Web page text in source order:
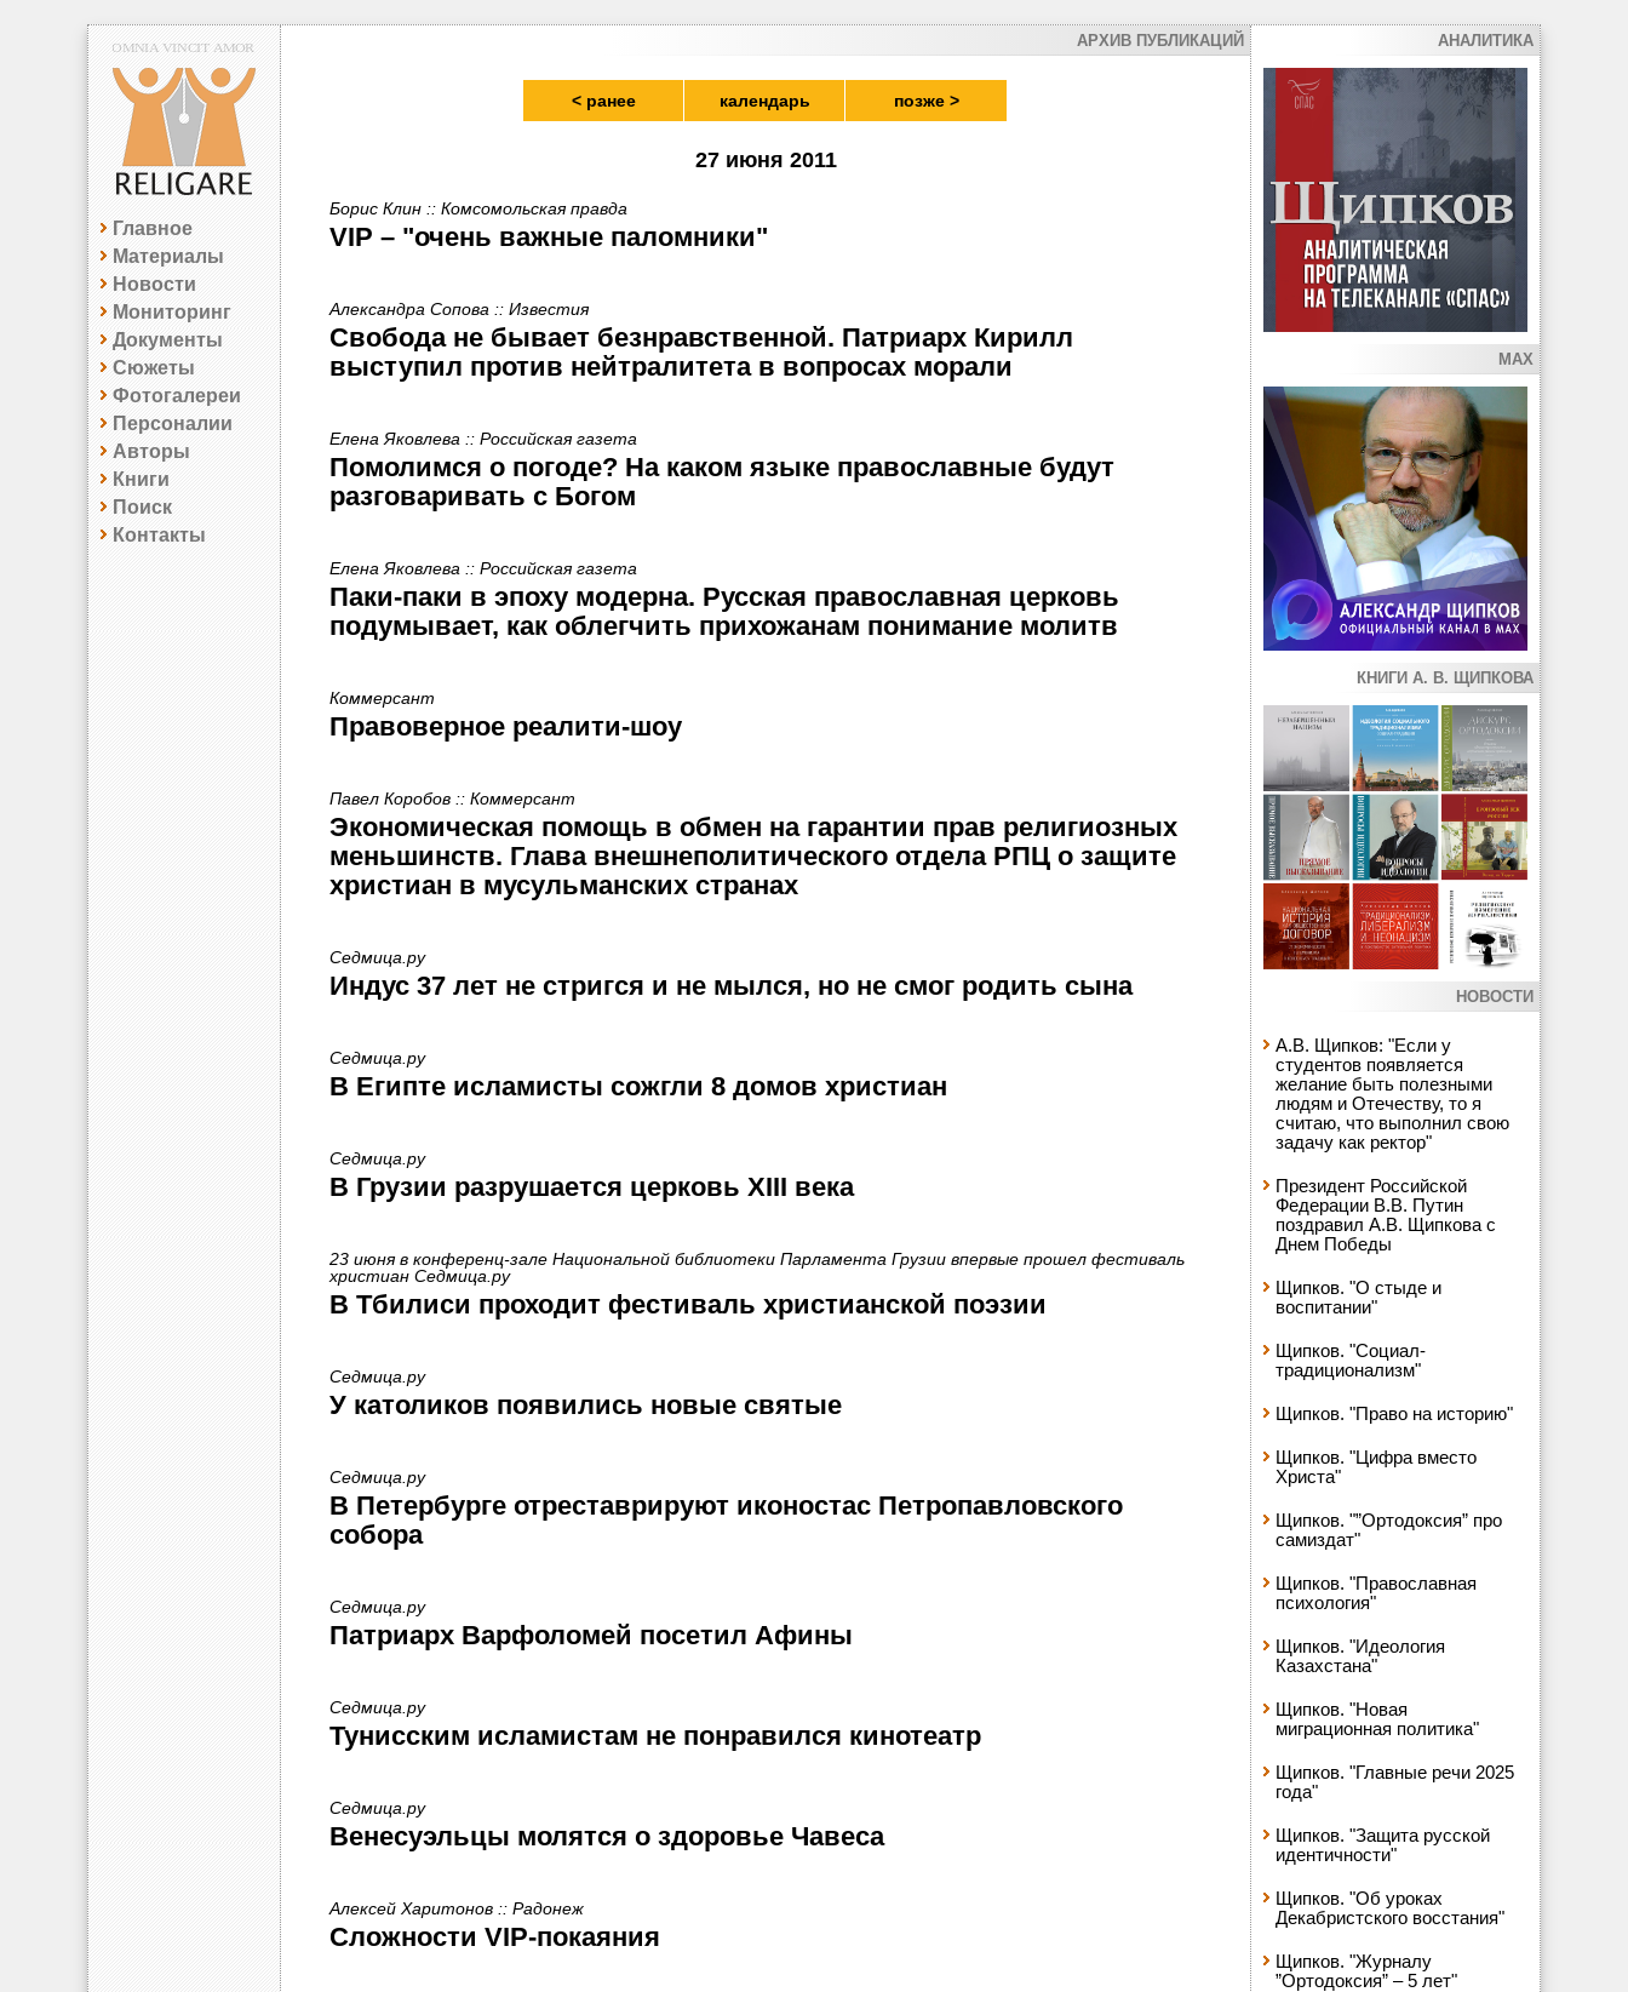
Главное
Материалы
Новости
Мониторинг
Документы
Сюжеты
Фотогалереи
Персоналии
Авторы
Книги
Поиск
Контакты
АРХИВ ПУБЛИКАЦИЙ
< ранее календарь позже >
27 июня 2011
Борис Клин :: Комсомольская правда
VIP – "очень важные паломники"
Александра Сопова :: Известия
Свобода не бывает безнравственной. Патриарх Кирилл
выступил против нейтралитета в вопросах морали
Елена Яковлева :: Российская газета
Помолимся о погоде? На каком языке православные будут
разговаривать с Богом
Елена Яковлева :: Российская газета
Паки-паки в эпоху модерна. Русская православная церковь
подумывает, как облегчить прихожанам понимание молитв
Коммерсант
Правоверное реалити-шоу
Павел Коробов :: Коммерсант
Экономическая помощь в обмен на гарантии прав религиозных
меньшинств. Глава внешнеполитического отдела РПЦ о защите
христиан в мусульманских странах
Седмица.ру
Индус 37 лет не стригся и не мылся, но не смог родить сына
Седмица.ру
В Египте исламисты сожгли 8 домов христиан
Седмица.ру
В Грузии разрушается церковь XIII века
23 июня в конференц-зале Национальной библиотеки Парламента Грузии впервые прошел фестиваль
христиан Седмица.ру
В Тбилиси проходит фестиваль христианской поэзии
Седмица.ру
У католиков появились новые святые
Седмица.ру
В Петербурге отреставрируют иконостас Петропавловского
собора
Седмица.ру
Патриарх Варфоломей посетил Афины
Седмица.ру
Тунисским исламистам не понравился кинотеатр
Седмица.ру
Венесуэльцы молятся о здоровье Чавеса
Алексей Харитонов :: Радонеж
Сложности VIP-покаяния
АНАЛИТИКА
MAX
КНИГИ А. В. ЩИПКОВА
НОВОСТИ
А.В. Щипков: "Если у
студентов появляется
желание быть полезными
людям и Отечеству, то я
считаю, что выполнил свою
задачу как ректор"
Президент Российской
Федерации В.В. Путин
поздравил А.В. Щипкова с
Днем Победы
Щипков. "О стыде и
воспитании"
Щипков. "Социал-
традиционализм"
Щипков. "Право на историю"
Щипков. "Цифра вместо
Христа"
Щипков. "”Ортодоксия” про
самиздат"
Щипков. "Православная
психология"
Щипков. "Идеология
Казахстана"
Щипков. "Новая
миграционная политика"
Щипков. "Главные речи 2025
года"
Щипков. "Защита русской
идентичности"
Щипков. "Об уроках
Декабристского восстания"
Щипков. "Журналу
”Ортодоксия” – 5 лет"